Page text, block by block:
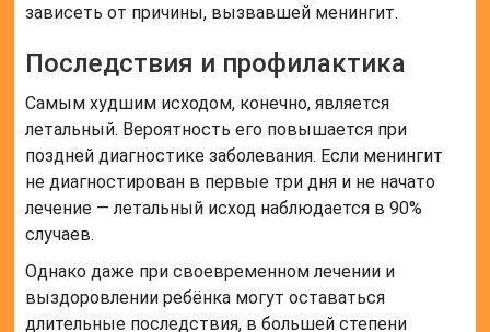
зависеть от причины, вызвавшей менингит.
Последствия и профилактика
Самым худшим исходом, конечно, является
летальный. Вероятность его повышается при
поздней диагностике заболевания. Если менингит
не диагностирован в первые три дня и не начато
лечение — летальный исход наблюдается в 90%
случаев.
Однако даже при своевременном лечении и
выздоровлении ребёнка могут оставаться
длительные последствия, в большей степени